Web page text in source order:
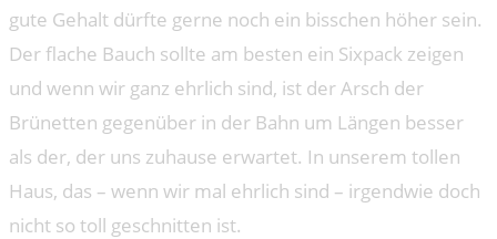
gute Gehalt dürfte gerne noch ein bisschen höher sein.
Der flache Bauch sollte am besten ein Sixpack zeigen
und wenn wir ganz ehrlich sind, ist der Arsch der
Brünetten gegenüber in der Bahn um Längen besser
als der, der uns zuhause erwartet. In unserem tollen
Haus, das – wenn wir mal ehrlich sind – irgendwie doch
nicht so toll geschnitten ist.